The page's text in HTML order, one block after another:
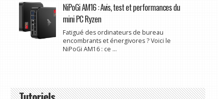
NiPoGi AM16 : Avis, test et performances du
mini PC Ryzen
Fatigué des ordinateurs de bureau
encombrants et énergivores ? Voici le
NiPoGi AM16 : ce ...